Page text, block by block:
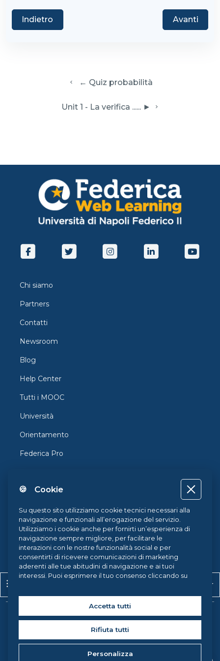
Apri indice del corso
Indietro Avanti
  ← Quiz probabilità
Unit 1 - La verifica ...... ►
Chi siamo
Partners
Contatti
Newsroom
Blog
Help Center
Tutti i MOOC
Università
Orientamento
Federica Pro
Federica Coursera
Accessibilità
Privacy
Termini e Condizioni
Cookie Policy
Copyright © 2026 Federica Weblearning, all rights reserved. |
Federica Weblearning - Centro di Ateneo per l'Innovazione, la
Sperimentazione e la Diffusione della Didattica Multimediale
Università degli Studi di Napoli Federico II, via Partenope 36 -
🍪 Cookie
Su questo sito utilizziamo cookie tecnici necessari alla
navigazione e funzionali all’erogazione del servizio.
Utilizziamo i cookie anche per fornirti un’esperienza di
navigazione sempre migliore, per facilitare le
interazioni con le nostre funzionalità social e per
consentirti di ricevere comunicazioni di marketing
aderenti alle tue abitudini di navigazione e ai tuoi
interessi. Puoi esprimere il tuo consenso cliccando su
tue preferenze accedendo al nostro
visitando la nostraCookie Policy.
Accetta tutti
Rifiuta tutti
Personalizza